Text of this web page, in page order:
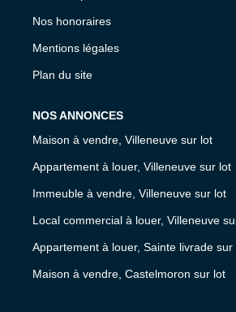
Nos honoraires
Mentions légales
Plan du site
NOS ANNONCES
Maison à vendre, Villeneuve sur lot
Appartement à louer, Villeneuve sur lot
Immeuble à vendre, Villeneuve sur lot
Local commercial à louer, Villeneuve
Appartement à louer, Sainte livrade sur
Maison à vendre, Castelmoron sur lot